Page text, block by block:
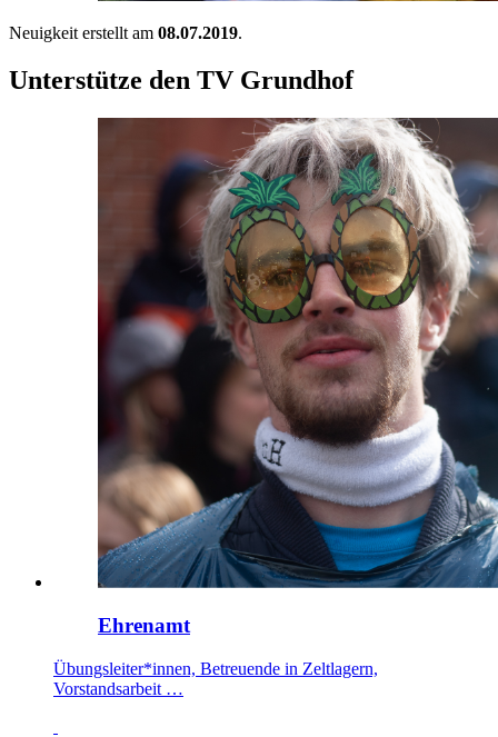
Neuigkeit erstellt am 08.07.2019.
Unterstütze den TV Grundhof
Ehrenamt
Übungsleiter*innen, Betreuende in Zeltlagern,
Vorstandsarbeit …